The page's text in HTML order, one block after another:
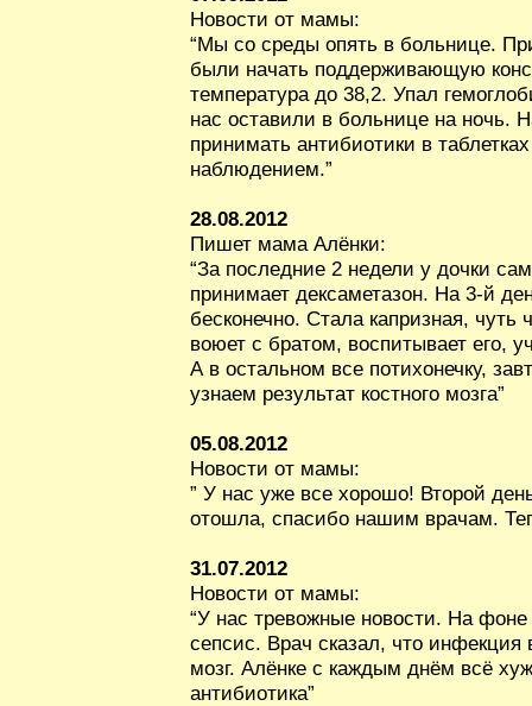
Новости от мамы:
“Мы со среды опять в больнице.
были начать поддерживающую
температура до 38,2. Упал
нас оставили в больнице на ночь.
принимать антибиотики в
наблюдением.”
28.08.2012
Пишет мама Алёнки:
“За последние 2 недели у дочки
принимает дексаметазон. На 3-й
бесконечно. Стала капризная, чуть
воюет с братом, воспитывает его,
А в остальном все потихонечку,
узнаем результат костного мозга”
05.08.2012
Новости от мамы:
” У нас уже все хорошо! Второй
отошла, спасибо нашим врачам.
31.07.2012
Новости от мамы:
“У нас тревожные новости. На
сепсис. Врач сказал, что
мозг. Алёнке с каждым днём всё
антибиотика”